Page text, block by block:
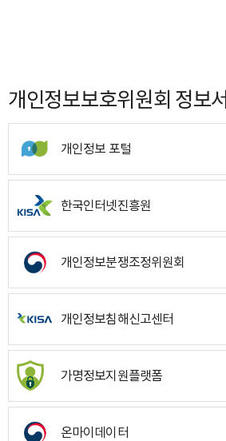
개인정보보호위원회 정보
개인정보 포털
한국인터넷진흥원
개인정보분쟁조정위원회
개인정보침해신고센터
가명정보지원플랫폼
온마이데이터